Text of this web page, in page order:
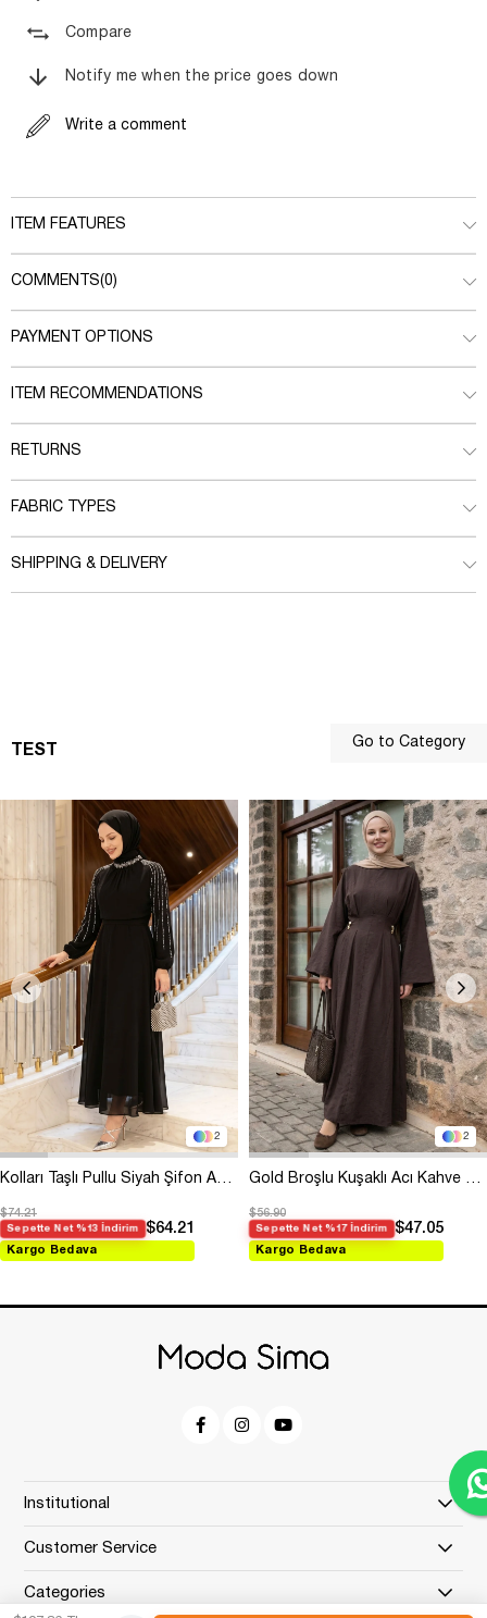
Compare
Notify me when the price goes down
Write a comment
ITEM FEATURES
COMMENTS(0)
PAYMENT OPTIONS
ITEM RECOMMENDATIONS
RETURNS
FABRIC TYPES
SHIPPING & DELIVERY
TEST
2
$74.21
Sepette Net %13 İndirim $64.21
Kargo Bedava
2
$56.90
Sepette Net %17 İndirim $47.05
Kargo Bedava
Go to Category
Institutional
Customer Service
Categories